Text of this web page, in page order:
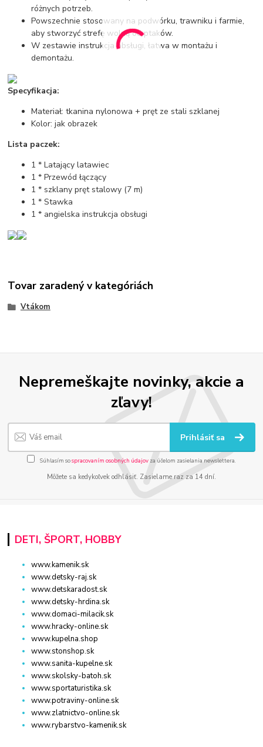
różnych potrzeb.
Powszechnie stosowany na podwórku, trawniku i farmie,
aby stworzyć strefę wolną od ptaków.
W zestawie instrukcja obsługi, łatwa w montażu i
demontażu.
Specyfikacja:
Materiał: tkanina nylonowa + pręt ze stali szklanej
Kolor: jak obrazek
Lista paczek:
1 * Latający latawiec
1 * Przewód łączący
1 * szklany pręt stalowy (7 m)
1 * Stawka
1 * angielska instrukcja obsługi
Tovar zaradený v kategóriách
Vtákom
Nepremeškajte novinky, akcie a
zľavy!
Prihlásiť sa
Súhlasím sospracovaním osobných údajov za účelom zasielania newslettera.
Môžete sa kedykoľvek odhlásiť. Zasielame raz za 14 dní.
DETI, ŠPORT, HOBBY
www.kamenik.sk
www.detsky-raj.sk
www.detskaradost.sk
www.detsky-hrdina.sk
www.domaci-milacik.sk
www.hracky-online.sk
www.kupelna.shop
www.stonshop.sk
www.sanita-kupelne.sk
www.skolsky-batoh.sk
www.sportaturistika.sk
www.potraviny-online.sk
www.zlatnictvo-online.sk
www.rybarstvo-kamenik.sk